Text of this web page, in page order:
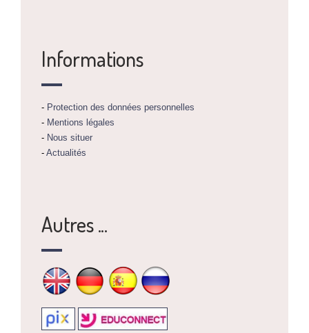
Informations
- Protection des données personnelles
- Mentions légales
- Nous situer
- Actualités
Autres ...